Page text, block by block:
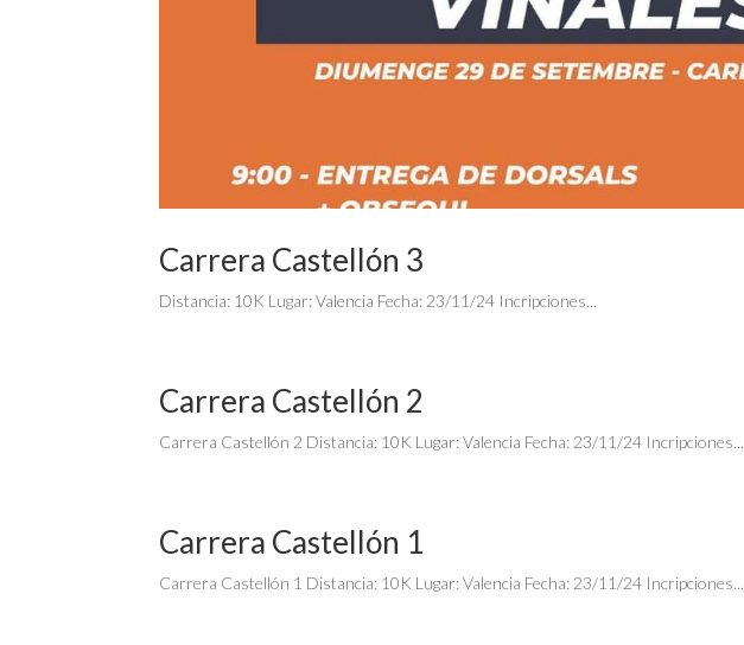
Carrera Castellón 3
Distancia: 10K Lugar: Valencia Fecha: 23/11/24 Incripciones...
Carrera Castellón 2
Carrera Castellón 2 Distancia: 10K Lugar: Valencia Fecha: 23/11/24 Incripciones...
Carrera Castellón 1
Carrera Castellón 1 Distancia: 10K Lugar: Valencia Fecha: 23/11/24 Incripciones...